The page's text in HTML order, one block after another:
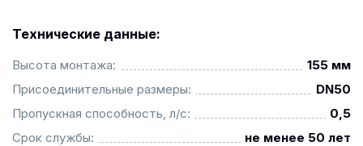
Технические данные:
Высота монтажа:
155 мм
Присоединительные размеры:
DN50
Пропускная способность, л/с:
0,5
Срок службы:
не менее 50 лет